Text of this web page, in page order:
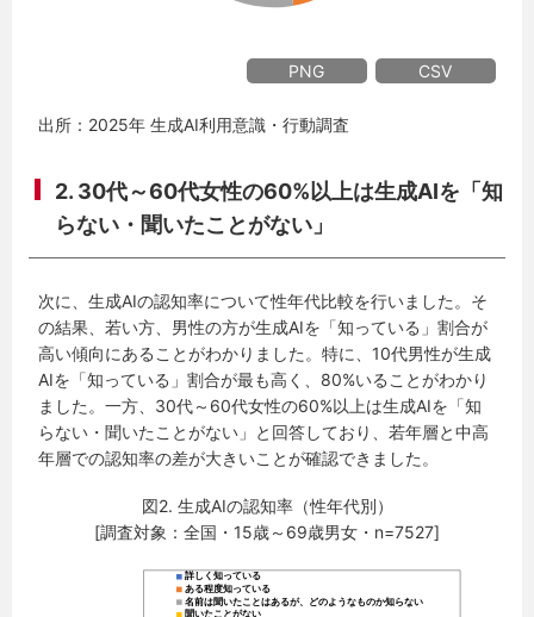
PNG CSV
出所：2025年 生成AI利用意識・行動調査
2. 30代～60代女性の60%以上は生成AIを「知
らない・聞いたことがない」
次に、生成AIの認知率について性年代比較を行いました。そ
の結果、若い方、男性の方が生成AIを「知っている」割合が
高い傾向にあることがわかりました。特に、10代男性が生成
AIを「知っている」割合が最も高く、80%いることがわかり
ました。一方、30代～60代女性の60%以上は生成AIを「知
らない・聞いたことがない」と回答しており、若年層と中高
年層での認知率の差が大きいことが確認できました。
図2. 生成AIの認知率（性年代別）
[調査対象：全国・15歳～69歳男女・n=7527]